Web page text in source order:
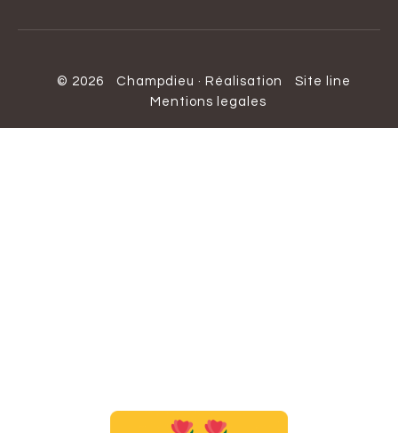
© 2026 Champdieu · Réalisation
Site line
Mentions legales